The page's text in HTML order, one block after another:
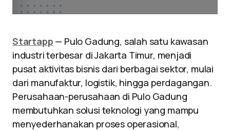
Startapp — Pulo Gadung, salah satu kawasan
industri terbesar di Jakarta Timur, menjadi
pusat aktivitas bisnis dari berbagai sektor, mulai
dari manufaktur, logistik, hingga perdagangan.
Perusahaan-perusahaan di Pulo Gadung
membutuhkan solusi teknologi yang mampu
menyederhanakan proses operasional,